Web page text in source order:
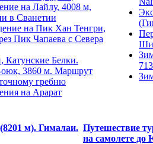
на Лайлу, 4008 м,
в Сванетии
на Пик Хан Тенгри,
Пик Чапаева с Севера
Катунские Белки.
3860 м. Маршрут
гребню
на Арарат
м). Гималаи. Путешествие
на самолете